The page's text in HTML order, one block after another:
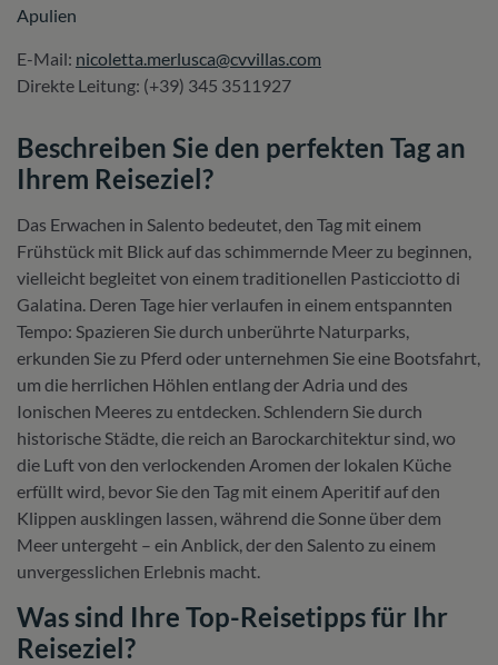
Apulien
E-Mail: nicoletta.merlusca@cvvillas.com
Direkte Leitung: (+39) 345 3511927
Beschreiben Sie den perfekten Tag an
Ihrem Reiseziel?
Das Erwachen in Salento bedeutet, den Tag mit einem
Frühstück mit Blick auf das schimmernde Meer zu beginnen,
vielleicht begleitet von einem traditionellen Pasticciotto di
Galatina. Deren Tage hier verlaufen in einem entspannten
Tempo: Spazieren Sie durch unberührte Naturparks,
erkunden Sie zu Pferd oder unternehmen Sie eine Bootsfahrt,
um die herrlichen Höhlen entlang der Adria und des
Ionischen Meeres zu entdecken. Schlendern Sie durch
historische Städte, die reich an Barockarchitektur sind, wo
die Luft von den verlockenden Aromen der lokalen Küche
erfüllt wird, bevor Sie den Tag mit einem Aperitif auf den
Klippen ausklingen lassen, während die Sonne über dem
Meer untergeht – ein Anblick, der den Salento zu einem
unvergesslichen Erlebnis macht.
Was sind Ihre Top-Reisetipps für Ihr
Reiseziel?